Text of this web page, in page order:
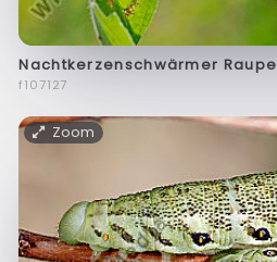
Nachtkerzenschwärmer Raupe
f107127
Zoom